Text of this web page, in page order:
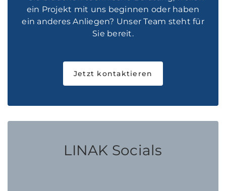
ein Projekt mit uns beginnen oder haben
ein anderes Anliegen? Unser Team steht für
Sie bereit.
Jetzt kontaktieren
LINAK Socials